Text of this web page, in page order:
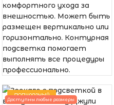
комфортного ухода за
внешностью. Может быть
размещен вертикально или
горизонтально. Контурная
подсветка помогает
выполнять все процедуры
профессионально.
ПОПУЛЯРНЫЙ
Доступны любые размеры